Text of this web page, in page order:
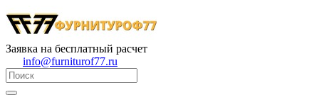
Заявка на бесплатный расчет
info@furniturof77.ru